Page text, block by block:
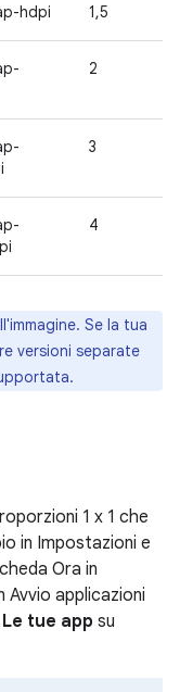
hdpi 1,5
2
3
4
Se la tua
versioni separate
1 x 1 che
in Impostazioni e
Ora in
Avvio applicazioni
Le tue app su